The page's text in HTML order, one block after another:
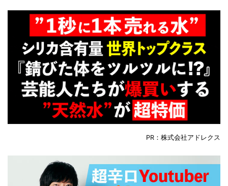
PR：株式会社アドレクス